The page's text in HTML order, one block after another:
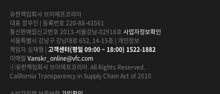
유한책임회사 브이에프코리아
대표 장우진 | 등록번호 220-88-43561
통신판매업신고번호 2013-서울강남-02918호 사업자정보확인
서울특별시 강남구 강남대로 652, 14-15층 | 개인정보
책임자 심재형 | 고객센터(평일 09:00 ~ 18:00) 1522-1882
이메일 Vanskr_online@vfc.com
ⓒ유한책임회사 브이에프코리아. All Rights Reserved.
California Transparency in Supply Chain Act of 2010